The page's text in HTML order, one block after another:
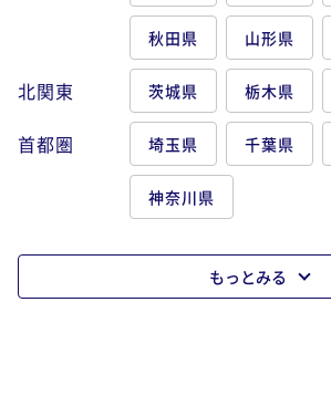
秋田県 山形県
北関東 茨城県 栃木県
首都圏 埼玉県 千葉県
神奈川県
もっとみる